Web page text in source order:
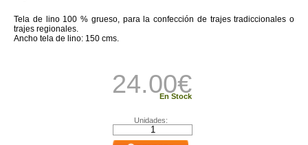
Tela de lino 100 % grueso, para la confección de trajes tradiccionales o
trajes regionales.
Ancho tela de lino: 150 cms.
24.00€
En Stock
Unidades: